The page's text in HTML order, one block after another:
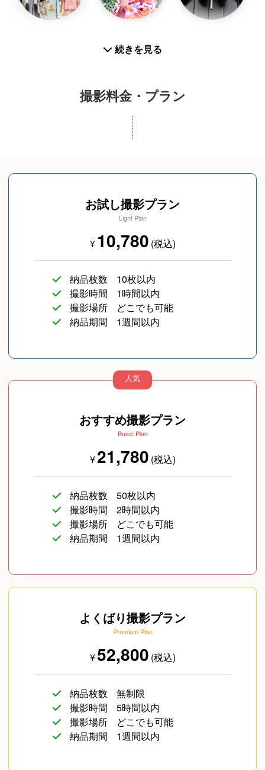
Canon EOS R6
RF70-200mmF2.8L
TRANSMITTER ST-E3-RT
ジンバル DJI RS3 mini
→ リール用の編集も行います！
で思い出にのこる大変素敵なお写真になりました！
有り難うございました。
娘の7歳の七五三の撮影でお世話になりました。
初めての撮影場所とのことで事前にロケハンして下
さったり、とても丁寧な撮影を
---------------------------------------------------------------------------
七五三・お宮参りを併せて撮影して頂きました。子
ども2人の準備等で時間がかかって
て頂いて、ありがたかったです！
動き回る子どもの表情をよく捉えて、素敵な写真を
たくさん納品して下さいました。
来ました。写真のレタッチも
---------------------------------------------------------------------------
り/当日撮り)
スナップ写真 カップルフォト
旅行 イベント/ライブ
物撮り(小物/食べ物/
ファッション)
続きを見る
撮影料金・プラン
お試し撮影プラン
Light Plan
¥10,780 (税込)
納品枚数
10枚以内
撮影時間
1時間以内
撮影場所
どこでも可能
納品期間
1週間以内
人気
おすすめ撮影プラン
Basic Plan
¥21,780 (税込)
納品枚数
50枚以内
撮影時間
2時間以内
撮影場所
どこでも可能
納品期間
1週間以内
よくばり撮影プラン
Premium Plan
¥52,800 (税込)
納品枚数
無制限
撮影時間
5時間以内
撮影場所
どこでも可能
納品期間
1週間以内